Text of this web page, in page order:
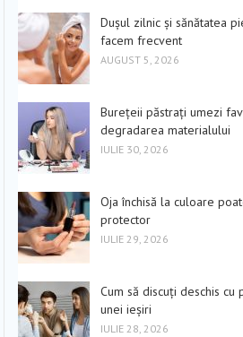
Dușul zilnic și sănătatea
facem frecvent
AUGUST 5, 2026
Burețeii păstrați umezi
degradarea materialului
IULIE 30, 2026
Oja închisă la culoare
protector
IULIE 29, 2026
Cum să discuți deschis
unei ieșiri
IULIE 28, 2026